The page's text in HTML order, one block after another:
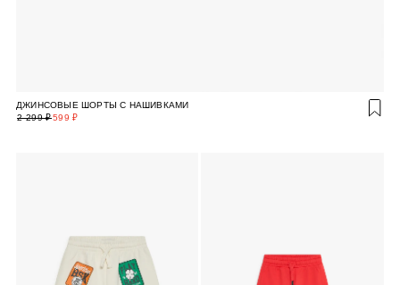
ДЖИНСОВЫЕ ШОРТЫ С НАШИВКАМИ
599 ₽
2 299 ₽